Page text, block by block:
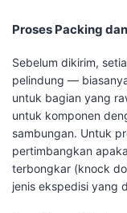
Proses Packing
Sebelum dikirim,
pelindung —
untuk bagian yang
untuk komponen
sambungan. Untuk
pertimbangkan
terbongkar (knock
jenis ekspedisi yang